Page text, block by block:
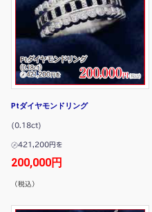
Ptダイヤモンドリング
(0.18ct)
㋱421,200円を
200,000円
（税込）